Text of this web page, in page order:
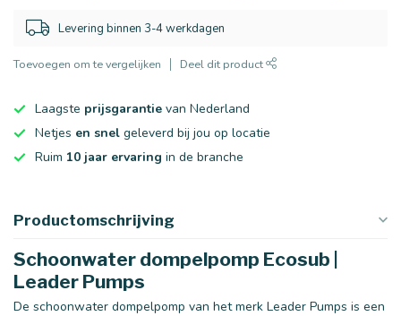
Levering binnen 3-4 werkdagen
Toevoegen om te vergelijken Deel dit product
Laagste prijsgarantie van Nederland
Netjes en snel geleverd bij jou op locatie
Ruim 10 jaar ervaring in de branche
Productomschrijving
Schoonwater dompelpomp Ecosub |
Leader Pumps
De schoonwater dompelpomp van het merk Leader Pumps is een